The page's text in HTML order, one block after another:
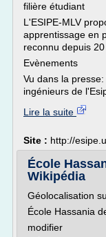
filière étudiant
L'ESIPE-MLV
apprentissage en
reconnu depuis 20
Evènements
Vu dans la
ingénieurs de
Lire la suite
Site : http://
École
Wikipédia
Géolocalisation
École Hassania
modifier